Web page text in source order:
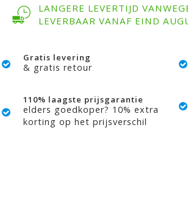
LANGERE LEVERTIJD
LEVERBAAR VANAF EIND
Gratis levering
& gratis retour
110% laagste prijsgarantie
elders goedkoper? 10% extra
korting op het prijsverschil